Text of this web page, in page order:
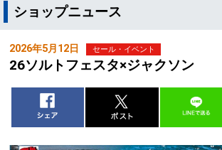
ショップニュース
2026年5月12日 セール・イベント
26ソルトフェスタ×ジャクソン